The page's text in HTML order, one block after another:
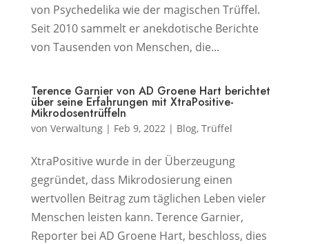
von Psychedelika wie der magischen Trüffel.
Seit 2010 sammelt er anekdotische Berichte
von Tausenden von Menschen, die...
Terence Garnier von AD Groene Hart berichtet
über seine Erfahrungen mit XtraPositive-
Mikrodosentrüffeln
von Verwaltung| Feb 9, 2022| Blog, Trüffel
XtraPositive wurde in der Überzeugung
gegründet, dass Mikrodosierung einen
wertvollen Beitrag zum täglichen Leben vieler
Menschen leisten kann. Terence Garnier,
Reporter bei AD Groene Hart, beschloss, dies